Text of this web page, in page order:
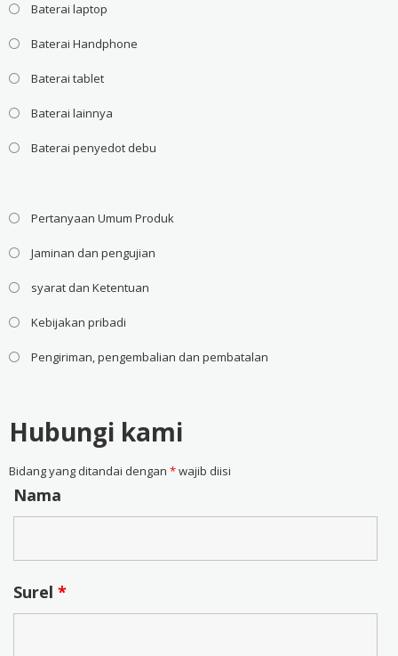
Baterai laptop
Baterai Handphone
Baterai tablet
Baterai lainnya
Baterai penyedot debu
Pertanyaan Umum Produk
Jaminan dan pengujian
syarat dan Ketentuan
Kebijakan pribadi
Pengiriman, pengembalian dan pembatalan
Hubungi kami
Bidang yang ditandai dengan *wajib diisi
Nama
Surel *